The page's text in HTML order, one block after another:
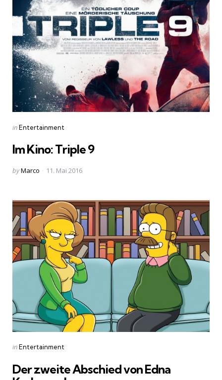
Categories
Posted
inEntertainment
Im Kino: Triple 9
Posted
byMarco 11. Mai 2016
Categories
Posted
inEntertainment
Der zweite Abschied von Edna